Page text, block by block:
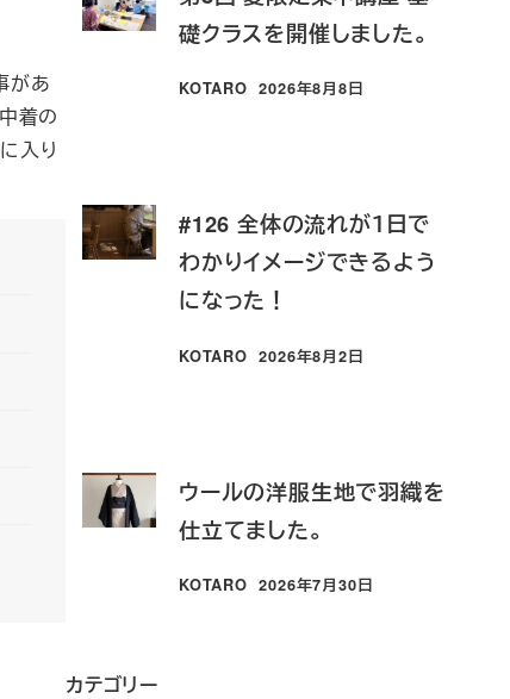
があ
着の
入り
礎クラスを開催しました。
KOTARO
投稿日
2026年8月8日
#126 全体の流れが１日で
わかりイメージできるよう
になった！
KOTARO
投稿日
2026年8月2日
ウールの洋服生地で羽織を
仕立てました。
KOTARO
投稿日
2026年7月30日
カテゴリー